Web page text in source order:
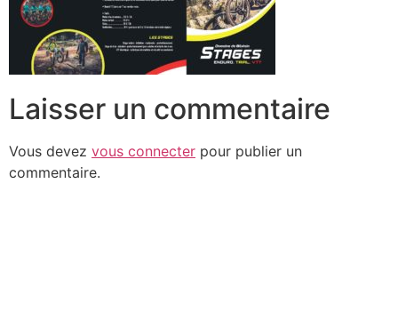
Laisser un commentaire
Vous devez vous connecter pour publier un
commentaire.